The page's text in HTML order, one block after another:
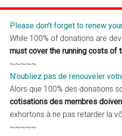
Please don't forget to renew
While 100% of donations are
must cover the running costs of
~~~~~
N'oubliez pas de renouveler
Alors que 100% des donations
cotisations des membres
exhortons à ne pas retarder la
~~~~~